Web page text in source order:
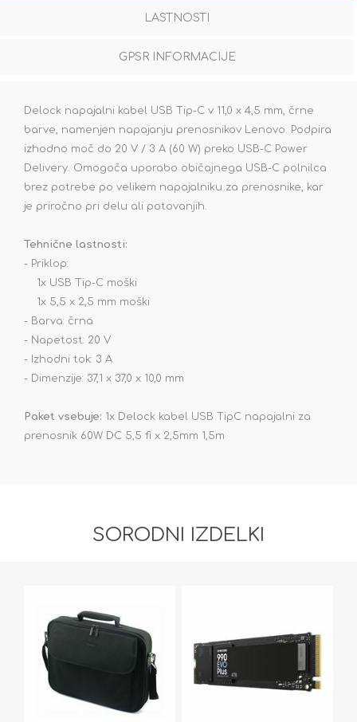
LASTNOSTI
GPSR INFORMACIJE
Delock napajalni kabel USB Tip-C v 11,0 x 4,5 mm, črne
barve, namenjen napajanju prenosnikov Lenovo. Podpira
izhodno moč do 20 V / 3 A (60 W) preko USB-C Power
Delivery. Omogoča uporabo običajnega USB-C polnilca
brez potrebe po velikem napajalniku za prenosnike, kar
je priročno pri delu ali potovanjih.
Tehnične lastnosti:
- Priklop:
1x USB Tip-C moški
1x 5,5 x 2,5 mm moški
- Barva: črna
- Napetost: 20 V
- Izhodni tok: 3 A
- Dimenzije: 37,1 x 37,0 x 10,0 mm
Paket vsebuje: 1x Delock kabel USB TipC napajalni za
prenosnik 60W DC 5,5 fi x 2,5mm 1,5m
SORODNI IZDELKI